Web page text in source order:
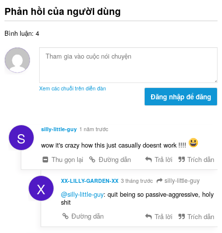
g
:
ế
p
n
g
g
x
ế
ạ
Phản hồi của người dùng
Bình luận: 4
Xem các chuỗi trên diễn đàn
Đăng nhập để đăng
S silly-little-guy 1 năm trước
wow it's crazy how this just casually doesnt work !!!!
Thu gọn lại
Đường dẫn Trả lời Trích dẫn
X XX-LILLY-GARDEN-XX 3 tháng trước silly-little-guy
@silly-little-guy: quit being so passive-aggressive, holy
shit
Đường dẫn
Trả lời Trích dẫn